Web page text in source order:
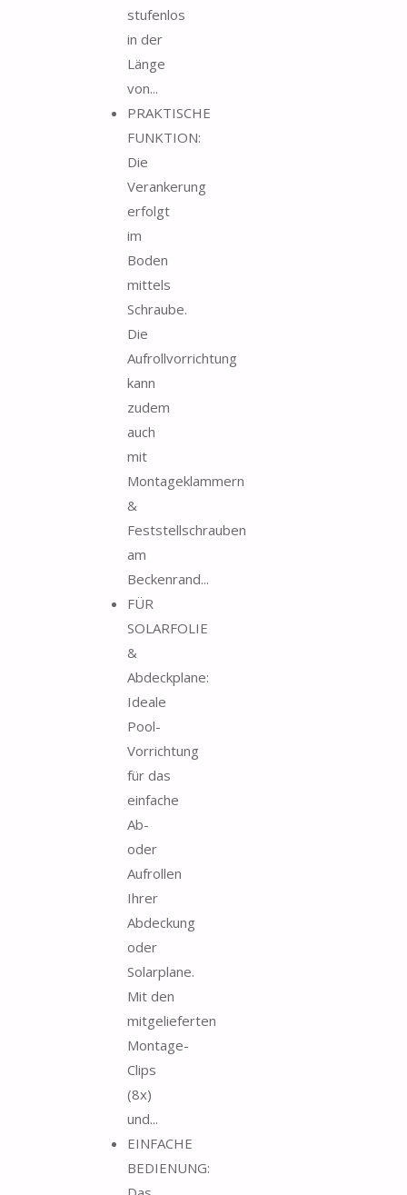
stufenlos
in der
Länge
von...
PRAKTISCHE
FUNKTION:
Die
Verankerung
erfolgt
im
Boden
mittels
Schraube.
Die
Aufrollvorrichtung
kann
zudem
auch
mit
Montageklammern
&
Feststellschrauben
am
Beckenrand...
FÜR
SOLARFOLIE
&
Abdeckplane:
Ideale
Pool-
Vorrichtung
für das
einfache
Ab-
oder
Aufrollen
Ihrer
Abdeckung
oder
Solarplane.
Mit den
mitgelieferten
Montage-
Clips
(8x)
und...
EINFACHE
BEDIENUNG: